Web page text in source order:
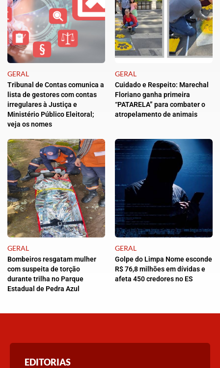
GERAL
Tribunal de Contas comunica a
lista de gestores com contas
irregulares à Justiça e
Ministério Público Eleitoral;
veja os nomes
GERAL
Cuidado e Respeito: Marechal
Floriano ganha primeira
“PATARELA” para combater o
atropelamento de animais
GERAL
Bombeiros resgatam mulher
com suspeita de torção
durante trilha no Parque
Estadual de Pedra Azul
GERAL
Golpe do Limpa Nome esconde
R$ 76,8 milhões em dívidas e
afeta 450 credores no ES
EDITORIAS